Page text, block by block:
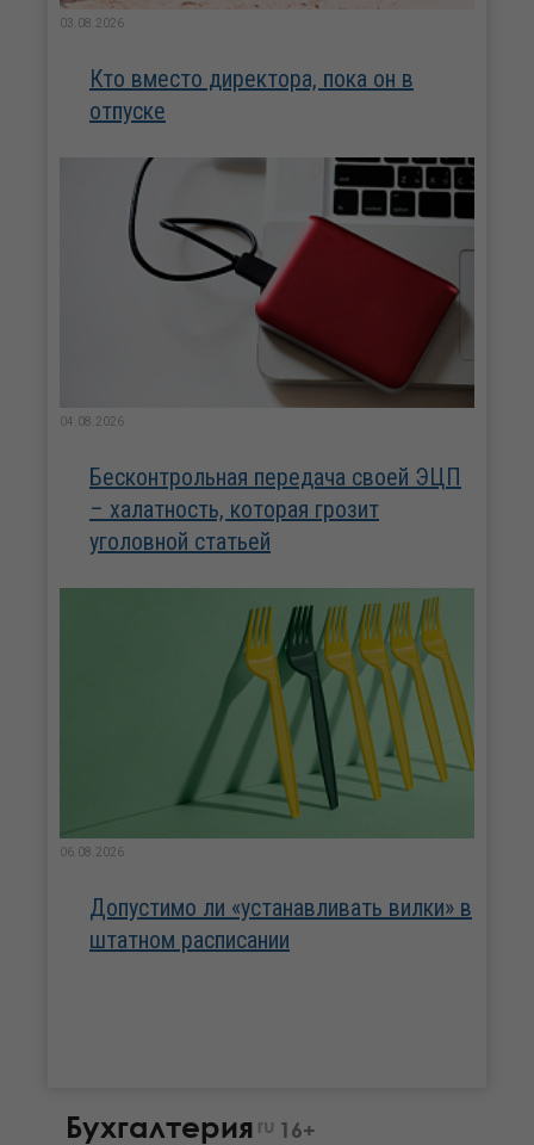
03.08.2026
Кто вместо директора, пока он в
отпуске
04.08.2026
Бесконтрольная передача своей ЭЦП
– халатность, которая грозит
уголовной статьей
06.08.2026
Допустимо ли «устанавливать вилки» в
штатном расписании
Бухгалтерия ru 16+